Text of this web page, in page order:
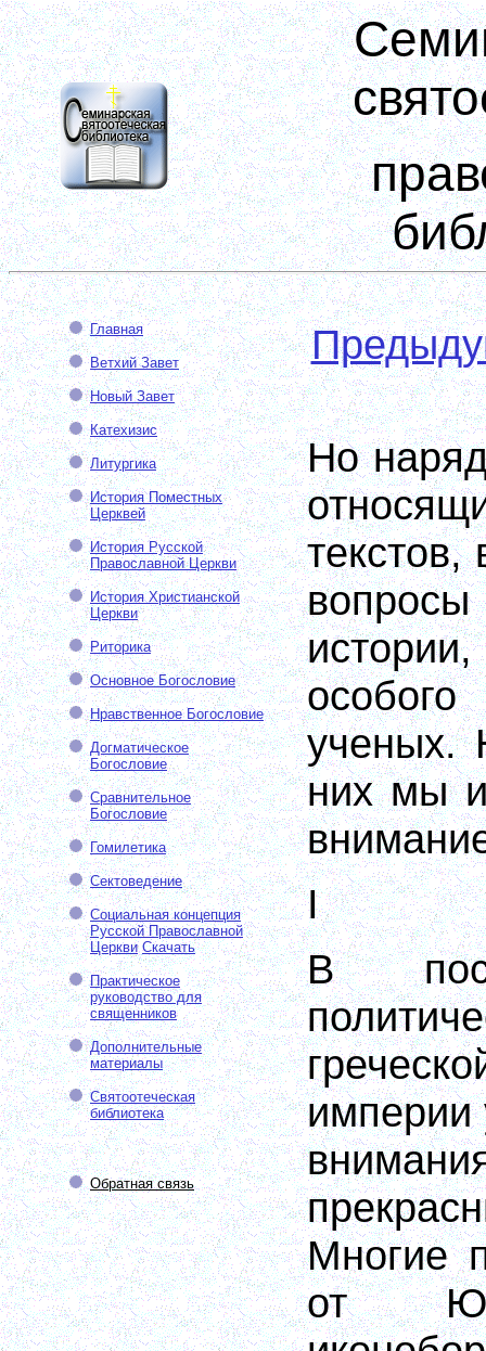
Главная
Ветхий Завет
Новый Завет
Катехизис
Литургика
История Поместных
Церквей
История Русской
Православной Церкви
История Христианской
Церкви
Риторика
Основное Богословие
Нравственное Богословие
Догматическое
Богословие
Сравнительное
Богословие
Гомилетика
Сектоведение
Социальная концепция
Русской Православной
Церкви Скачать
Практическое
руководство для
священников
Дополнительные
материалы
Святоотеческая
библиотека
Обратная связь
Но
текстов,
ученых.
них мы
I
В
империи
Многие
от